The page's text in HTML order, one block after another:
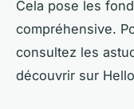
Cela pose les
compréhensive.
consultez les
découvrir sur